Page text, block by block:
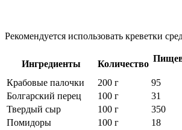
Рекомендуется использовать креветки
Ингредиенты Количество
Крабовые палочки
200 г
95
Болгарский перец
100 г
31
Твердый сыр
100 г
350
Помидоры
100 г
18